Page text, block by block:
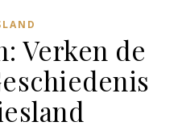
Verken de